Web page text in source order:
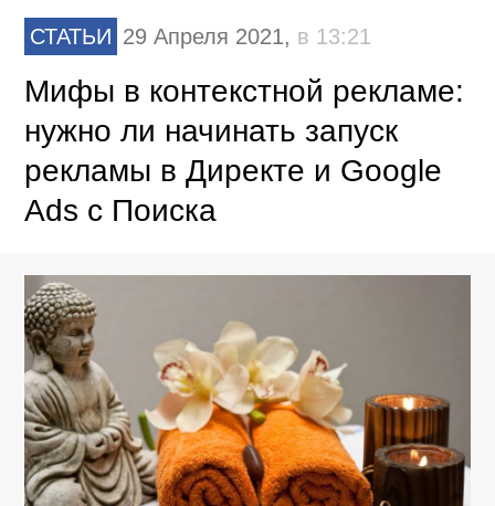
СТАТЬИ 29 Апреля 2021, в 13:21
Мифы в контекстной рекламе:
нужно ли начинать запуск
рекламы в Директе и Google
Ads с Поиска